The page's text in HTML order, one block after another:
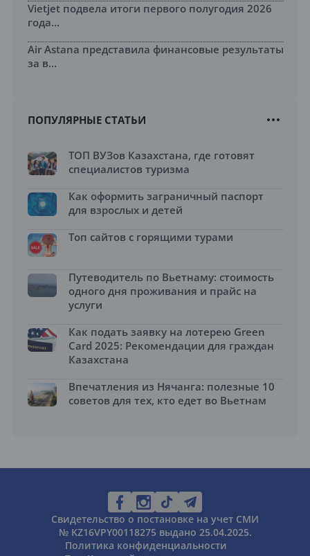
Vietjet подвела итоги первого полугодия 2026
года...
Air Astana представила финансовые результаты
за в...
ПОПУЛЯРНЫЕ СТАТЬИ
ТОП ВУЗов Казахстана, где готовят
специалистов туризма
Как оформить заграничный паспорт
для взрослых и детей
Топ сайтов с горящими турами
Путеводитель по Вьетнаму: стоимость
одного дня проживания и прайс на
услуги
Как подать заявку на лотерею Green
Card 2025: Рекомендации для граждан
Казахстана
Впечатления из Нячанга: полезные 10
советов для тех, кто едет во Вьетнам
Свидетельство о постановке на учет СМИ
№ KZ16VPY00118275 выдано 25.04.2025.
Политика конфиденциальности